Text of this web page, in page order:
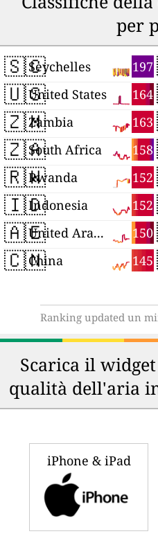
per
🇸🇨 197
Seychelles
🇺🇸 164
United States
🇿🇲 163
Zambia
🇿🇦 158
South Africa
🇷🇼 152
Rwanda
🇮🇩 152
Indonesia
🇦🇪 150
United Arab Emirates
🇨🇳 145
China
Ranking updated un
Scarica il
qualità dell'aria
iPhone & iPad